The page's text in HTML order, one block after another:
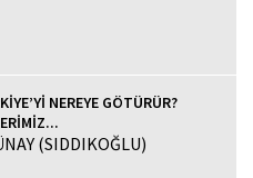
NEREYE GÖTÜRÜR?
(SIDDIKOĞLU)